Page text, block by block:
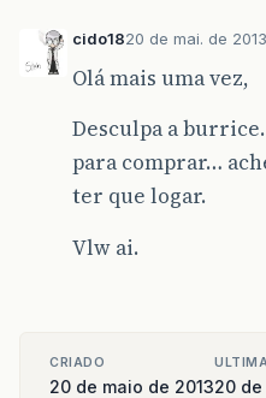
cido1820 de mai. de 2013
Olá mais uma vez,
Desculpa a
para comprar…
ter que logar.
Vlw ai.
CRIADO
20 de maio de 201320 de